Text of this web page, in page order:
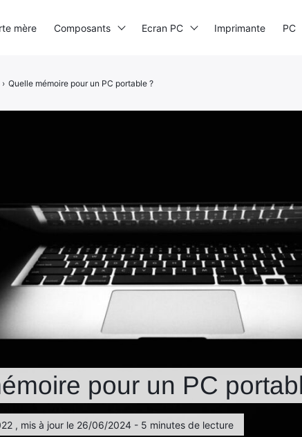
pour un PC
, mis à jour le 26/06/2024 - 5 minutes de lecture
› Quelle mémoire pour un PC portable ?
mère Composants
SSD
Ecran PC Imprimante PC